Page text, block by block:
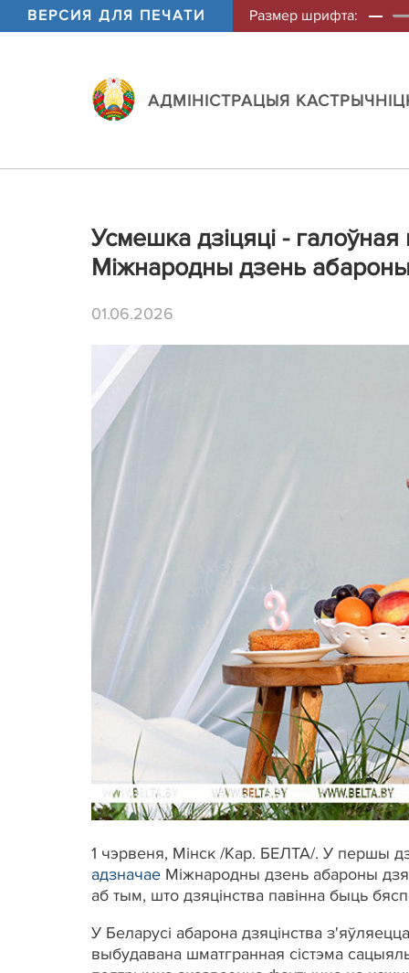
ВЕРСИЯ ДЛЯ ПЕЧАТИ Размер шрифта:
АДМIНIСТРАЦЫЯ
Усмешка дзіцяці -
Міжнародны дзень
01.06.2026
1 чэрвеня, Мінск /Кар. БЕЛТА/. У першы
адзначае Міжнародны дзень абароны
аб тым, што дзяцінства павінна быць
У Беларусі абарона дзяцінства
выбудавана шматгранная сістэма